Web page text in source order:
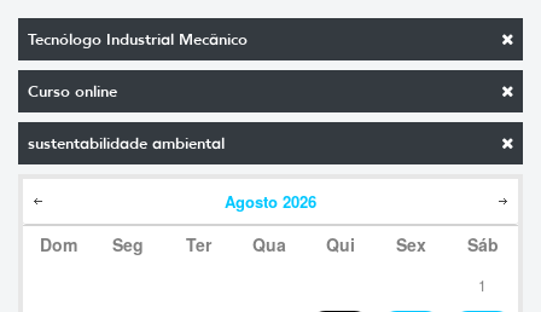
Tecnólogo Industrial Mecânico
Curso online
sustentabilidade ambiental
Agosto 2026
Dom Seg Ter Qua Qui Sex Sáb
1